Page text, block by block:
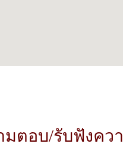
มตอบ/รับฟังคว